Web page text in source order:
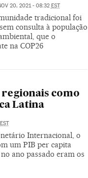
20, 2021 - 08:32 EST
tradicional foi
consulta à população
que o
na COP26
regionais como
Latina
EST
Internacional, o
um PIB per capita
ano passado eram os